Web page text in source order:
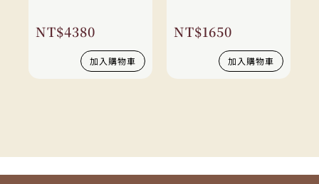
NT$4380
加入購物車
NT$1650
加入購物車